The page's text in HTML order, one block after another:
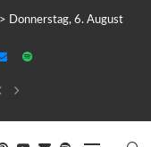
Donnerstag, 6. August